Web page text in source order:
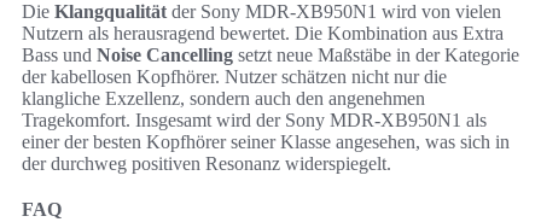
Die Klangqualität der Sony MDR-XB950N1 wird von vielen
Nutzern als herausragend bewertet. Die Kombination aus Extra
Bass und Noise Cancelling setzt neue Maßstäbe in der Kategorie
der kabellosen Kopfhörer. Nutzer schätzen nicht nur die
klangliche Exzellenz, sondern auch den angenehmen
Tragekomfort. Insgesamt wird der Sony MDR-XB950N1 als
einer der besten Kopfhörer seiner Klasse angesehen, was sich in
der durchweg positiven Resonanz widerspiegelt.
FAQ